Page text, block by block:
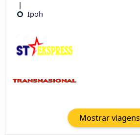
Ipoh
Mostrar viagens